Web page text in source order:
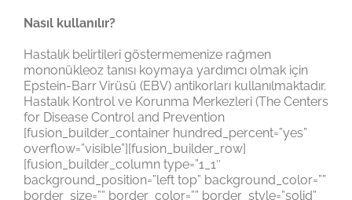
Nasıl kullanılır?
Hastalık belirtileri göstermemenize rağmen
mononükleoz tanısı koymaya yardımcı olmak için
Epstein-Barr Virüsü (EBV) antikorları kullanılmaktadır.
Hastalık Kontrol ve Korunma Merkezleri (The Centers
for Disease Control and Prevention
[fusion_builder_container hundred_percent=”yes”
overflow=”visible”][fusion_builder_row]
[fusion_builder_column type=”1_1″
background_position=”left top” background_color=””
border_size=”” border_color=”” border_style=”solid”